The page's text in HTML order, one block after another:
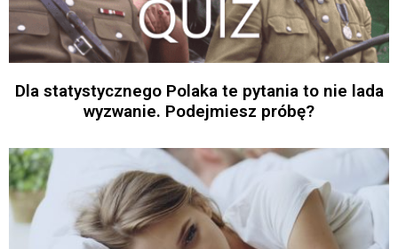
Dla statystycznego Polaka te pytania to nie lada
wyzwanie. Podejmiesz próbę?